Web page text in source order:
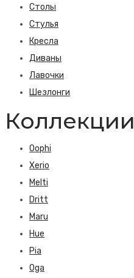
Столы
Стулья
Кресла
Диваны
Лавочки
Шезлонги
Коллекции
Oophi
Xerio
Melti
Dritt
Maru
Hue
Pia
Oga